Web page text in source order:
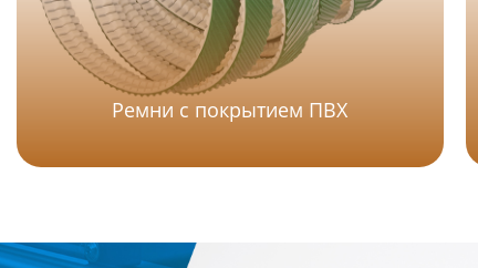
Ремни с покрытием ПВХ